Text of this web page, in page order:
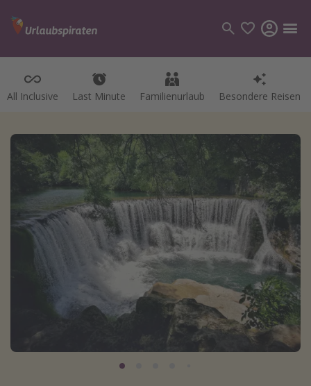
All Inclusive Last Minute Familienurlaub Besondere Reisen
Kategorien
Hotel
Pauschalreisen
Kreuzfahrten
Reiseziele
Bodensee Urlaub
Gozo Urlaub
Normandie Urlaub
Goa Urlaub